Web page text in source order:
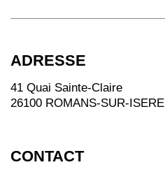
ADRESSE
41 Quai Sainte-Claire
26100 ROMANS-SUR-ISERE
CONTACT